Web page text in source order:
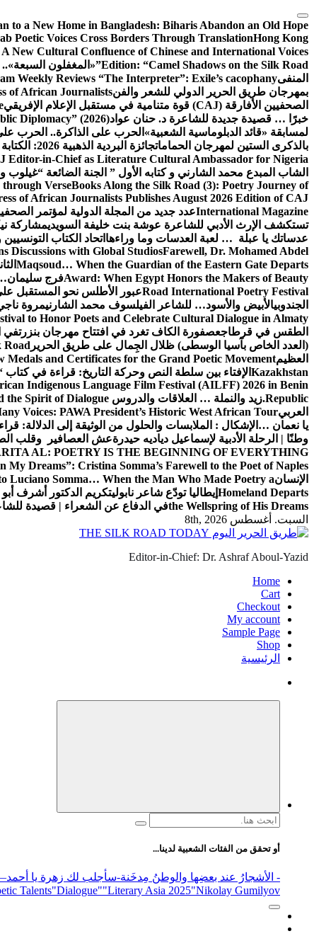
التجاوز
إلى
المحتوى
to a New Home in Bangladesh: Biharis Abandon an Old Hope
Poetic Voices Cross Borders Through TranslationHong Kong
New Cultural Confluence of Chinese and International Voices
Edition: “Camel Shadows on the Silk Road” «المغفلون السبعة»..
المنفىWeekly Reviews “The Interpreter”: Exile’s cacophany
بمهرجان طريق الحرير الدولي للشعر والفنof African Journalists
الصحفيين الأفارقة (CAJ) قوة متنامية في مستقبل الإعلام الإفريقي
خبرًا … قصيدة جديدة للشاعرة د. حنان عوادDiplomacy” (2026)
لمسابقة «قائد الدبلوماسية الشعبية» الحرب على الذاكرة.. الحرب
بالذكرى الستين لمهرجان الحماماتجائزة البردية الذهبية 2026: الكتابة بوصفها طريق الحرير بين الحضارات
Editor-in-Chief as Literature Cultural Ambassador for Nigeria
الشاب المبدع محمد الشارني و كتابه الأول ” الجنة الضائعة “غيلوب
VerseBooks Along the Silk Road (3): Poetry Journey of
of African Journalists Publishes August 2026 Edition of CAJ
International Magazineعدد جديد من المجلة الدولية لمؤتمر
تستكشف الإرث الأدبي للشاعرة عوشة بنت خليفة السويديمشاركة
عدساتك يا عبلة … لعبة العدسات وما وراءها اتحاد الكتاب
Discussions with Global StudiosFarewell, Dr. Mohamed Abdel
Maqsoud… When the Guardian of the Eastern Gate Departs
Award: When Egypt Honors the Makers of Beautyفرج
Road International Poetry Festivalعبور الأطلس نحو المستقبل
الجندوبيالأبيض والأسود… للشاعر الفيلسوف محمد الشارنيمروة
to Honor Poets and Celebrate Cultural Dialogue in Almaty
الطقس في قرطاجعصفورة الكاف تغرد في افتتاح مهرجان بنزرتفي
(العدد الخاص بآسيا الوسطى) ظلال الجِمال على طريق الحرير Road
العظيمMedals and Certificates for the Grand Poetic Movement
Kazakhstan الإفتاء بين سلطة النص وحركة التاريخ: قراءة في كتاب
Indigenous Language Film Festival (AILFF) 2026 in Benin
Republic. زيد والنملة … العلاقات والدروس the Spirit of Dialogue
العربيVoices: PAWA President’s Historic West African Tour
يا نعمان …الإشكال : الملابسات والحلول من الوثيقة إلى الدلالة:
وطنًا | الرحلة الأدبية لإسماعيل دياديه حيدرةعش العصافير وقلب
AL: POETRY IS THE BEGINNING OF EVERYTHING
My Dreams”: Cristina Somma’s Farewell to the Poet of Naples
الإنسانLuciano Somma… When the Man Who Made Poetry a
Homeland Departs إيطاليا تودّع شاعر نابوليتكريم الدكتور أشرف
the Wellspring of His Dreamsفي الدفاع عن الشعراء | قصيدة
السبت. أغسطس 8th, 2026
Editor-in-Chief: Dr. Ashraf Aboul-Yazid
Home
Cart
Checkout
My account
Sample Page
Shop
الرئيسية
البحث
أو تحقق من الفئات الشعبية لدينا...
- الأشجارُ عند بعضِها والوطنُ مِدخَنة-سأجلب لك زهرة يا أحمد
Talents"Dialogue""Literary Asia 2025"Nikolay Gumilyov و poet